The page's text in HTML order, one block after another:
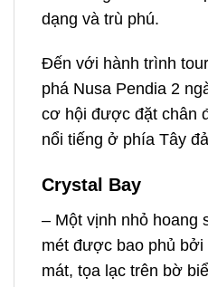
dạng và trù phú.
Đến với hành trình
phá Nusa Pendia 2
cơ hội được đặt chân
nổi tiếng ở phía Tây
Crystal Bay
– Một vịnh nhỏ hoang
mét được bao phủ
mát, tọa lạc trên bờ